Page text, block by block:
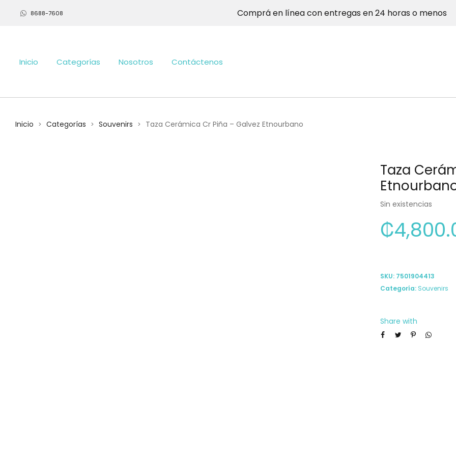
8688-7608 Comprá en línea con entregas en 24 horas o menos
Inicio Categorías Nosotros Contáctenos
Inicio > Categorías > Souvenirs > Taza Cerámica Cr Piña – Galvez Etnourbano
Taza
Sin existencias
₡
SKU: 7501904413
Categoría: Souvenirs
Share with